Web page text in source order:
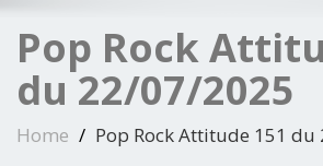
Pop Rock
du 22/07/2025
Home Pop Rock Attitude 151 du